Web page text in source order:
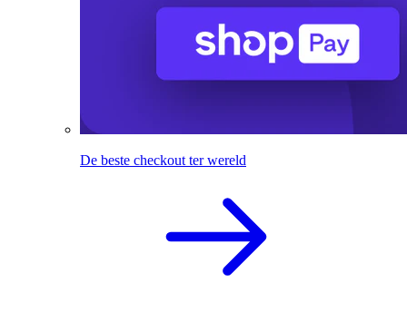
De beste checkout ter wereld